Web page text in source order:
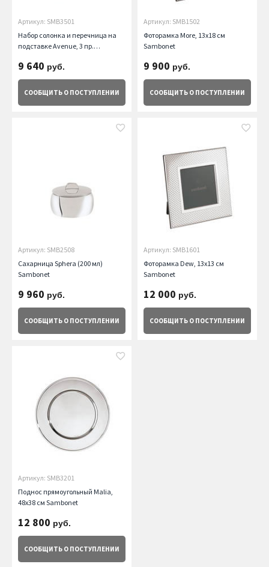
Артикул: SMB3501
Набор солонка и перечница на
подставке Avenue, 3 пр.
9 640 руб.
СООБЩИТЬ О ПОСТУПЛЕНИИ
Артикул: SMB1502
Фоторамка More, 13х18 см
Sambonet
9 900 руб.
СООБЩИТЬ О ПОСТУПЛЕНИИ
Артикул: SMB2508
Сахарница Sphera (200 мл)
Sambonet
9 960 руб.
СООБЩИТЬ О ПОСТУПЛЕНИИ
Артикул: SMB1601
Фоторамка Dew, 13х13 см
Sambonet
12 000 руб.
СООБЩИТЬ О ПОСТУПЛЕНИИ
Артикул: SMB3201
Поднос прямоугольный Malia,
48х38 см Sambonet
12 800 руб.
СООБЩИТЬ О ПОСТУПЛЕНИИ